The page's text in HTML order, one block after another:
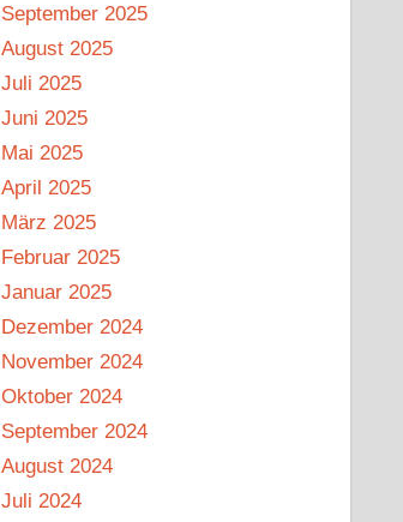
September 2025
August 2025
Juli 2025
Juni 2025
Mai 2025
April 2025
März 2025
Februar 2025
Januar 2025
Dezember 2024
November 2024
Oktober 2024
September 2024
August 2024
Juli 2024